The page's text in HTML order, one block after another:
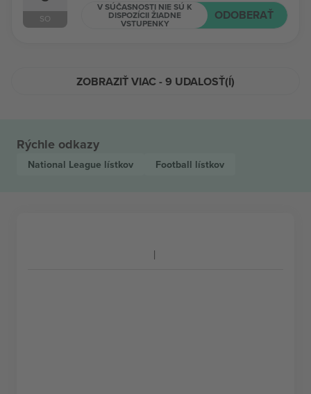
SO
V SÚČASNOSTI NIE SÚ K
DISPOZÍCII ŽIADNE
VSTUPENKY
ODOBERAŤ
ZOBRAZIŤ VIAC - 9 UDALOSŤ(Í)
Rýchle odkazy
National League lístkov Football lístkov